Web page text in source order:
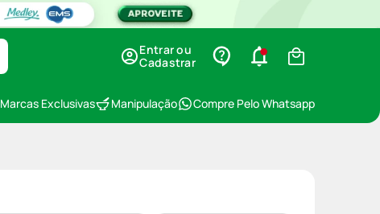
Entrar ou
Cadastrar
Marcas Exclusivas Manipulação Compre Pelo Whatsapp